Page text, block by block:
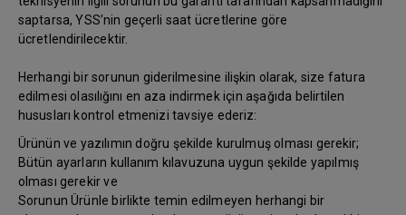
saptarsa, YSS’nin geçerli saat ücretlerine göre
ücretlendirilecektir.
Herhangi bir sorunun giderilmesine ilişkin olarak, size fatura
edilmesi olasılığını en aza indirmek için aşağıda belirtilen
hususları kontrol etmenizi tavsiye ederiz:
Ürünün ve yazılımın doğru şekilde kurulmuş olması gerekir;
Bütün ayarların kullanım kılavuzuna uygun şekilde yapılmış
olması gerekir ve
Sorunun Ürünle birlikte temin edilmeyen herhangi bir